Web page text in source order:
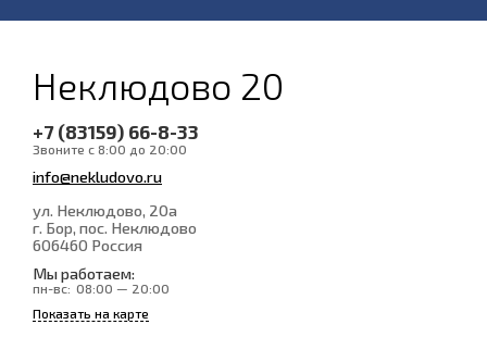
Неклюдово 20
+7 (83159) 66-8-33
Звоните с 8:00 до 20:00
info@nekludovo.ru
ул. Неклюдово, 20а
г. Бор, пос. Неклюдово
606460 Россия
Мы работаем:
пн-вс: 08:00 — 20:00
Показать на карте